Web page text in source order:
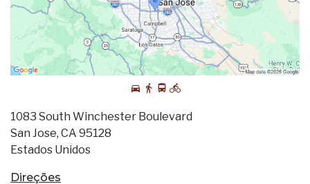
1083 South Winchester Boulevard
San Jose, CA 95128
Estados Unidos
Direções